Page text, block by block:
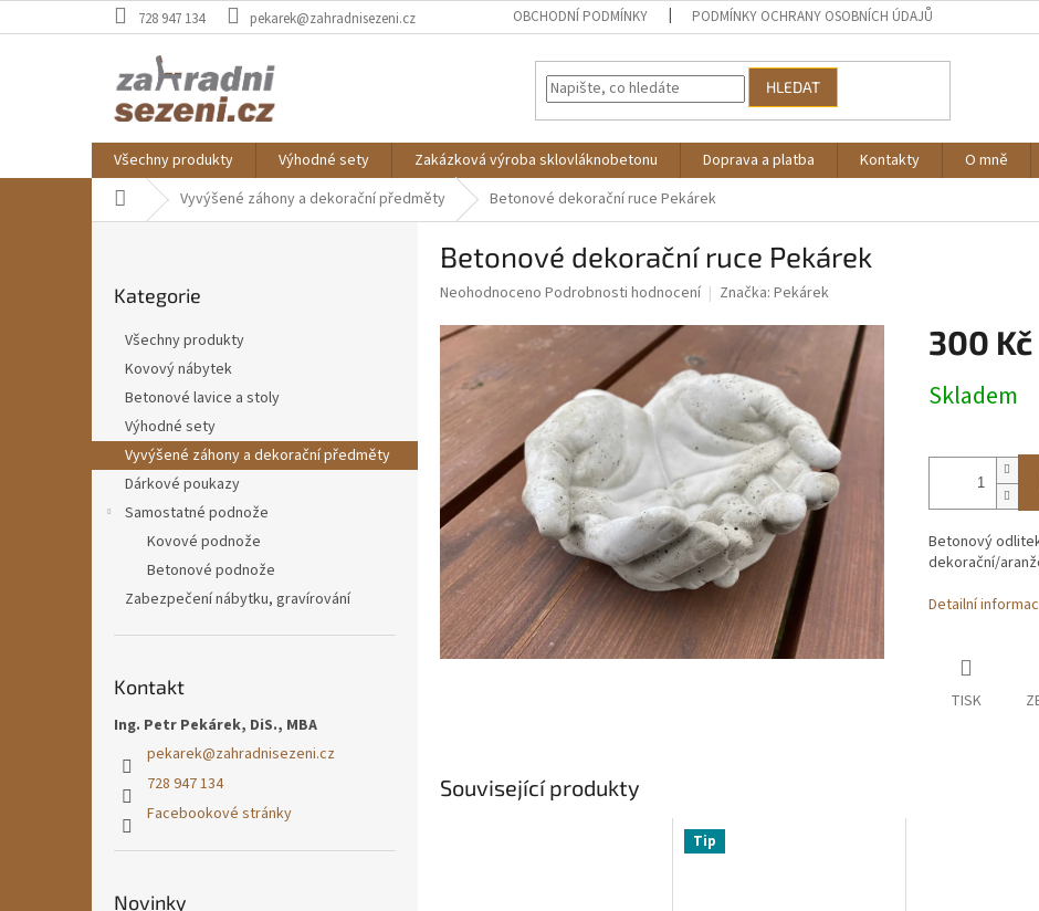
na
728 947 134 pekarek@zahradnisezeni.cz OBCHODNÍ PODMÍNKY PODMÍNKY OCHRANY OSOBNÍCH ÚDAJŮ
HLEDAT
Všechny produkty Výhodné sety Zakázková výroba sklovláknobetonu Doprava a platba Kontakty O mně
Domů Vyvýšené záhony a dekorační předměty Betonové dekorační ruce Pekárek
a
kategorie
Kategorie
Všechny produkty
Kovový nábytek
Betonové lavice a stoly
Výhodné sety
Vyvýšené záhony a dekorační předměty
Dárkové poukazy
Samostatné podnože
Kovové podnože
Betonové podnože
Zabezpečení nábytku, gravírování
Kontakt
Ing. Petr Pekárek, DiS., MBA
pekarek@zahradnisezeni.cz
728 947 134
Facebookové stránky
Novinky
Betonové dekorační ruce Pekárek
Průměrné
produktu
hvězdiček.
Neohodnoceno Podrobnosti hodnocení Značka: Pekárek
300 Kč
cena:
Skladem
Betonový
dekorační/
Detailní
TISK
Související produkty
Tip